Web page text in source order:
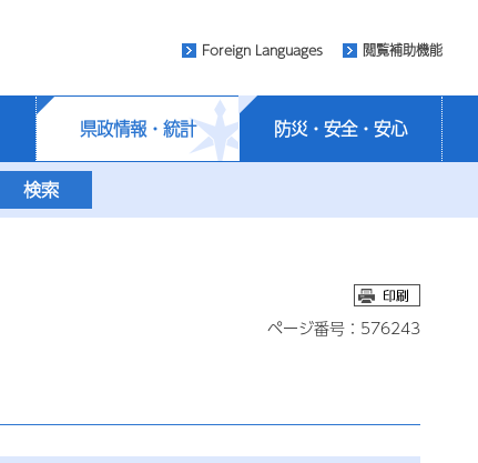
Foreign Languages 閲覧補助機能
県政情報・統計 防災・安全・安心
ページ番号：576243